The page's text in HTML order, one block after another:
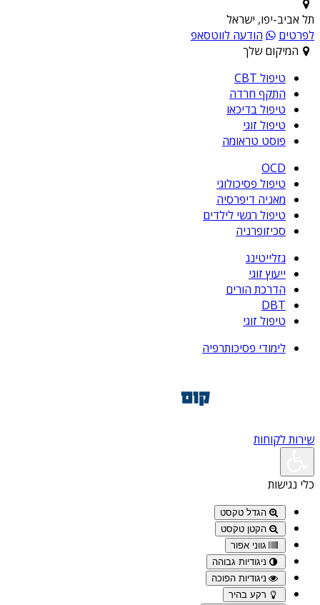
תל אביב-יפו, ישראל
לפרטים
הודעה לווטסאפ
המיקום שלך
טיפול CBT
התקף חרדה
טיפול בדיכאו
טיפול זוגי
פוסט טראומה
OCD
טיפול פסיכולוגי
מאניה דיפרסיה
טיפול רגשי לילדים
סכיזופרניה
גזלייטינג
ייעוץ זוגי
הדרכת הורים
DBT
טיפול זוגי
לימודי פסיכותרפיה
שירות לקוחות
כלי נגישות
הגדל טקסט
הקטן טקסט
גווני אפור
ניגודיות גבוהה
ניגודיות הפוכה
רקע בהיר